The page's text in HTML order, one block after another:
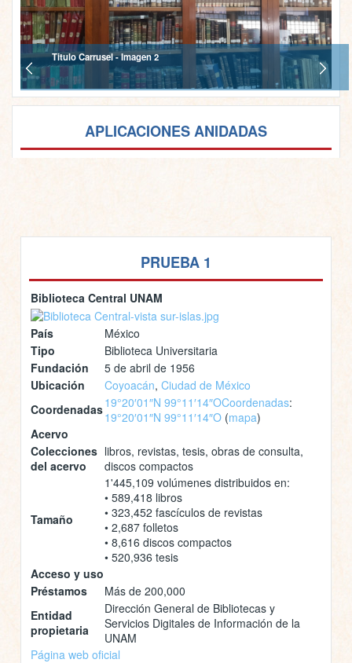
Titulo Carrusel - Imagen 2
APLICACIONES ANIDADAS
PRUEBA 1
Biblioteca Central UNAM
País
México
Tipo
Biblioteca Universitaria
Fundación
5 de abril de 1956
Ubicación
Coyoacán, Ciudad de México
Coordenadas19°20′01″N 99°11′14″OCoordenadas:
19°20′01″N 99°11′14″O (mapa)
Acervo
Colecciones
del acervo
libros, revistas, tesis, obras de consulta,
discos compactos
Tamaño
1'445,109 volúmenes distribuidos en:
• 589,418 libros
• 323,452 fascículos de revistas
• 2,687 folletos
• 8,616 discos compactos
• 520,936 tesis
Acceso y uso
Préstamos
Más de 200,000
Entidad
propietaria
Dirección General de Bibliotecas y
Servicios Digitales de Información de la
UNAM
Página web oficial